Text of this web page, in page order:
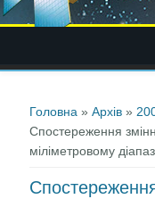
Головна »Архів »
Спостереження
міліметровому